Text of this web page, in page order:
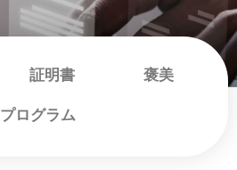
証明書
褒美
プログラム